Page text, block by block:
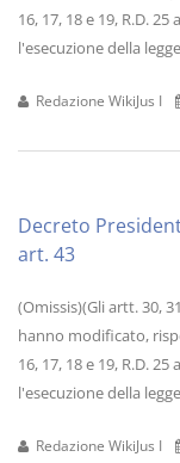
16, 17, 18 e 19, R.D.
l'esecuzione della
Redazione WikiJus I
Decreto
art. 43
(Omissis)(Gli artt. 30,
hanno modificato,
16, 17, 18 e 19, R.D.
l'esecuzione della
Redazione WikiJus I